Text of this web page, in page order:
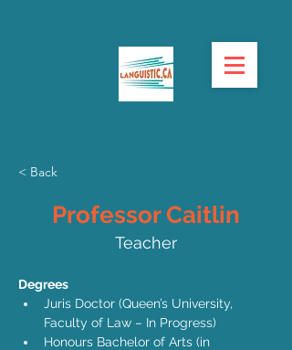
< Back
Professor Caitlin
Teacher
Degrees
Juris Doctor (Queen’s University,
Faculty of Law – In Progress)
Honours Bachelor of Arts (in